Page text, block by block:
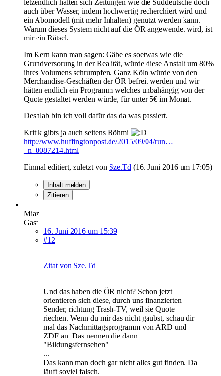
letzendlich halten sich Zeitungen wie die Süddeutsche doch
auch über Wasser, indem hochwertig recherchiert wird und
ein Abomodell (mit mehr Inhalten) genutzt werden kann.
Warum dieses System nicht auf die ÖR angewendet wird, ist
mir ein Rätsel.
Im Kern kann man sagen: Gäbe es soetwas wie die
Grundversorung in der Realität, würde diese Anstalt um 80%
ihres Volumens schrumpfen. Ganz Köln würde von den
Merchandise-Geschäften der ÖR befreit werden und wir
hätten endlich ein Programm welches unbahängig von der
Quote gestaltet werden würde, für unter 5€ im Monat.
Deshlab bin ich voll dafür das da was passiert.
Kritik gibts ja auch seitens Böhmi
http://www.huffingtonpost.de/2015/09/04/run…
_n_8087214.html
Einmal editiert, zuletzt von Sze.Td (16. Juni 2016 um 17:05)
Inhalt melden
Zitieren
Miaz
Gast
16. Juni 2016 um 15:39
#12
Zitat von Sze.Td
Und das haben die ÖR nicht? Schon jetzt
orientieren sich diese, durch uns finanzierten
Sender, richtung Trash-TV, weil sie Quote
riechen. Wenn du mir das nicht gaubst, schau dir
mal das Nachmittagsprogramm von ARD und
ZDF an. Das nennen die dann
"Bildungsfernsehen"
...
Das kann man doch gar nicht alles gut finden. Da
läuft soviel falsch.